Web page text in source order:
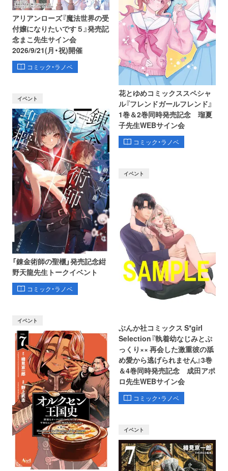
アリアンローズ『魔法世界の受
付嬢になりたいです５』発売記
念まこ先生サイン会
2026/9/21(月・祝)開催
コミック・ラノベ
花とゆめコミックススペシャ
ル『フレンドガールフレンド』
1巻＆2巻同時発売記念 瑠夏
子先生WEBサイン会
コミック・ラノベ
イベント
「錬金術師の聖櫃」発売記念紺
野天龍先生トークイベント
コミック・ラノベ
イベント
ぶんか社コミックス S*girl
Selection『執着幼なじみとぷ
っくり×× 再会した激重彼の舐
め愛から逃げられません』3巻
＆4巻同時発売記念 成田アポ
ロ先生WEBサイン会
コミック・ラノベ
イベント
イベント